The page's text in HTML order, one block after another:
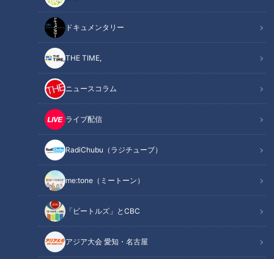
ドキュメンタリー
THE TIME,
ニュースコラム
ライブ配信
RadiChubu（ラジチューブ）
me:tone（ミートーン）
「ビートルズ」とCBC
アジア大会 愛知・名古屋
すが、日除けなどの対策を施してのバーベキューです。
魚鱗癬は皮膚が乾燥して、うろこ状になり、剥がれ落ちる病気
で、中でも道化師様魚鱗癬は症状が最も重く、国内では、30
万人に1人と言われている難病です。この配信は、道化師様魚
鱗癬（どうけしようぎょりんせん）と闘う賀久くんを取材した
定期配信型ドキュメンタリーです。
この記事の画像を見る
この記事を見たあなたへのおすすめ